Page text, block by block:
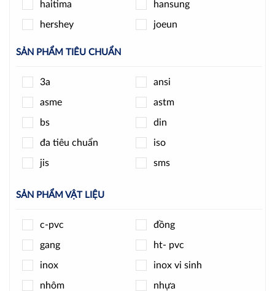
haitima hansung
hershey joeun
jpls
minh hòa ode
pmax round star
samwoo sanwa
shinyi spiraxsarco
t-blue tpc
unid
ydk ynv
yongchuang yoshitake
zenner
SẢN PHẨM TIÊU CHUẨN
3a ansi
asme astm
bs din
đa tiêu chuẩn iso
jis sms
SẢN PHẨM VẬT LIỆU
c-pvc đồng
gang ht- pvc
inox inox vi sinh
nhôm nhựa